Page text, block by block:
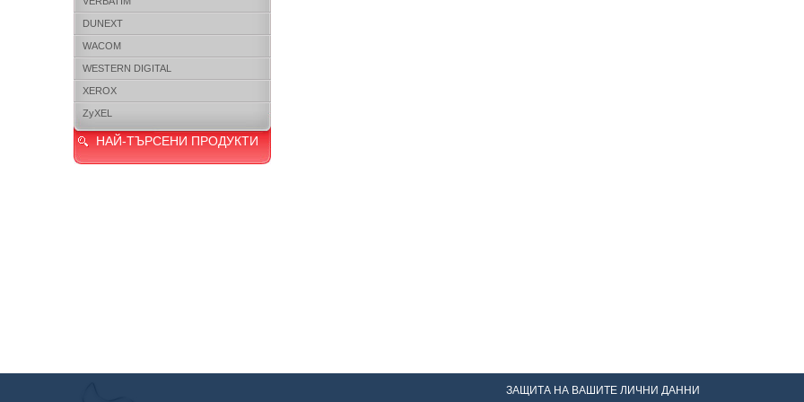
ЗАЩИТА НА ВАШИТЕ ЛИЧНИ ДАННИ
DUNEXT
WACOM
WESTERN DIGITAL
XEROX
ZyXEL
НАЙ-ТЪРСЕНИ ПРОДУКТИ